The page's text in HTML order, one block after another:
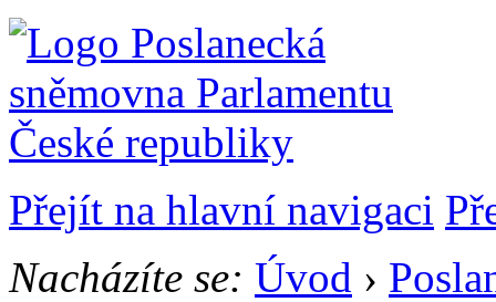
Přejít na hlavní navigaci
Nacházíte se: Úvod ›